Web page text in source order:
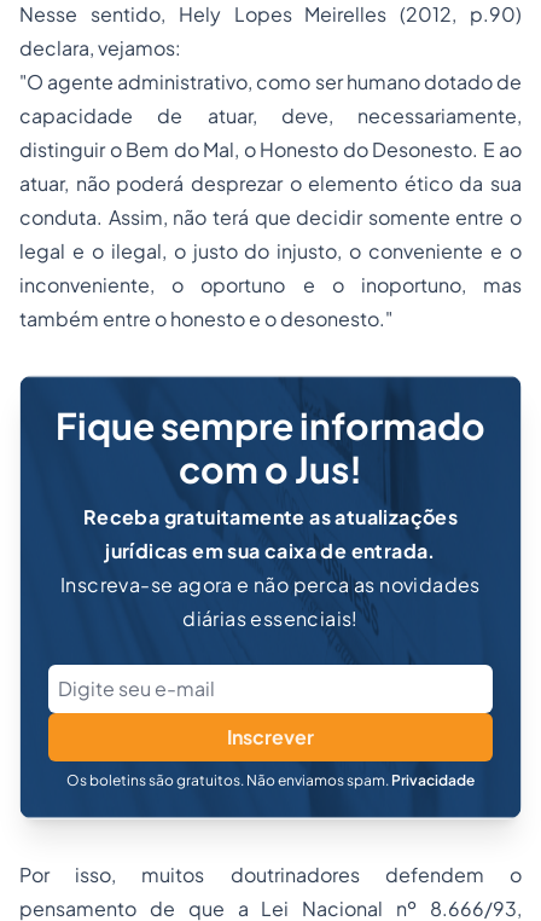
Nesse sentido, Hely Lopes Meirelles (2012, p.90)
declara, vejamos:
"O agente administrativo, como ser humano dotado de
capacidade de atuar, deve, necessariamente,
distinguir o Bem do Mal, o Honesto do Desonesto. E ao
atuar, não poderá desprezar o elemento ético da sua
conduta. Assim, não terá que decidir somente entre o
legal e o ilegal, o justo do injusto, o conveniente e o
inconveniente, o oportuno e o inoportuno, mas
também entre o honesto e o desonesto."
Fique sempre informado
com o Jus!
Receba gratuitamente as atualizações
jurídicas em sua caixa de entrada.
Inscreva-se agora e não perca as novidades
diárias essenciais!
Inscrever
Os boletins são gratuitos. Não enviamos spam. Privacidade
Por isso, muitos doutrinadores defendem o
pensamento de que a Lei Nacional nº 8.666/93,